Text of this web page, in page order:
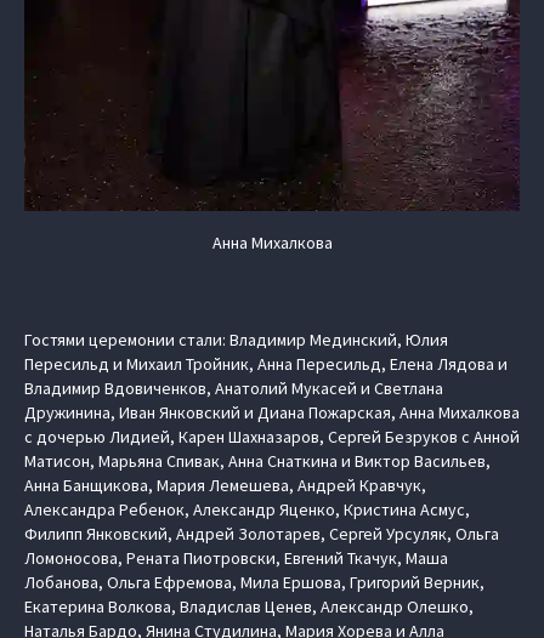
Анна Михалкова
Гостями церемонии стали: Владимир Мединский, Юлия
Пересильд и Михаил Тройник, Анна Пересильд, Елена Лядова и
Владимир Вдовиченков, Анатолий Мукасей и Светлана
Дружинина, Иван Янковский и Диана Пожарская, Анна Михалкова
с дочерью Лидией, Карен Шахназаров, Сергей Безруков с Анной
Матисон, Марьяна Спивак, Анна Снаткина и Виктор Васильев,
Анна Банщикова, Мария Лемешева, Андрей Кравчук,
Александра Ребенок, Александр Яценко, Кристина Асмус,
Филипп Янковский, Андрей Золотарев, Сергей Урсуляк, Ольга
Ломоносова, Рената Пиотровски, Евгений Ткачук, Маша
Лобанова, Ольга Ефремова, Мила Ершова, Григорий Верник,
Екатерина Волкова, Владислав Ценев, Александр Олешко,
Наталья Бардо, Янина Студилина, Мария Хорева и Алла